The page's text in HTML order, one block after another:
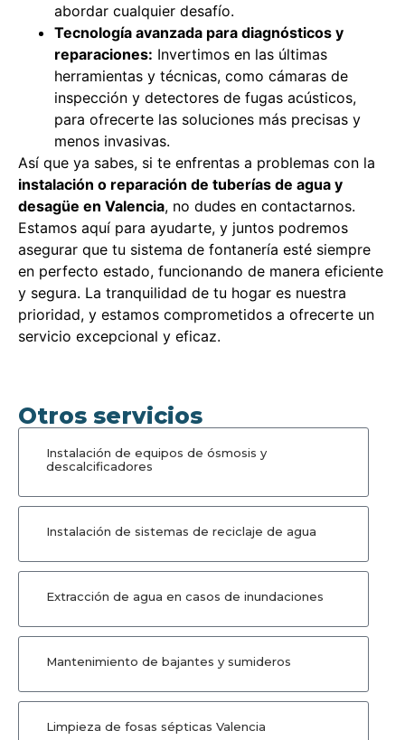
abordar cualquier desafío.
Tecnología avanzada para diagnósticos y
reparaciones: Invertimos en las últimas
herramientas y técnicas, como cámaras de
inspección y detectores de fugas acústicos,
para ofrecerte las soluciones más precisas y
menos invasivas.
Así que ya sabes, si te enfrentas a problemas con la
instalación o reparación de tuberías de agua y
desagüe en Valencia, no dudes en contactarnos.
Estamos aquí para ayudarte, y juntos podremos
asegurar que tu sistema de fontanería esté siempre
en perfecto estado, funcionando de manera eficiente
y segura. La tranquilidad de tu hogar es nuestra
prioridad, y estamos comprometidos a ofrecerte un
servicio excepcional y eficaz.
Otros servicios
Instalación de equipos de ósmosis y
descalcificadores
Instalación de sistemas de reciclaje de agua
Extracción de agua en casos de inundaciones
Mantenimiento de bajantes y sumideros
Limpieza de fosas sépticas Valencia